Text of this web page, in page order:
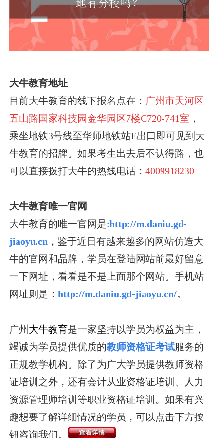
大牛教育地址
目前大牛教育的线下报名点在： 广州市天河区
五山路国家科技园金华园区7楼C720-741室 ，
乘坐地铁3号线至华师地铁站E出口即可见到大
牛教育的招牌。如果考生出去后不认得路，也
可以直接拨打大牛的热线电话：4009918230
大牛教育唯一官网
大牛教育的唯一官网是:http://m.daniu.gd-
jiaoyu.cn ，鉴于近日有越来越多的网站仿造大
牛的官网和品牌，学员在登陆网站前最好留意
一下网址，看看是不是上面那个网站。手机站
网址则是：http://m.daniu.gd-jiaoyu.cn/。
广州 大牛教育是一家坚持以学员为权益为主，
竭诚为学员提供优质的教师资格证考试服务的
正规教学机构。除了为广大学员提供教师资格
证培训之外，还有会计从业资格证培训、人力
资源管理师培训等职业资格证培训。如果有兴
趣想要了解详细情况的学员，可以点击下方按
钮咨询我们。